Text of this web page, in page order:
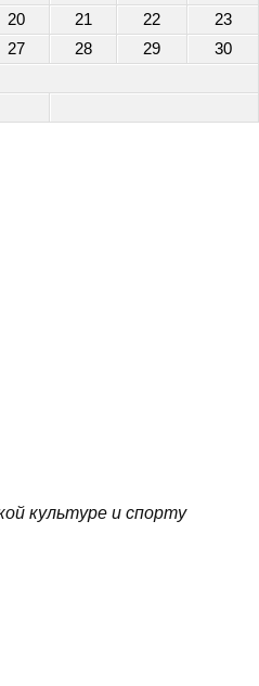
20 21 22
23
27 28 29
30
культуре и спорту